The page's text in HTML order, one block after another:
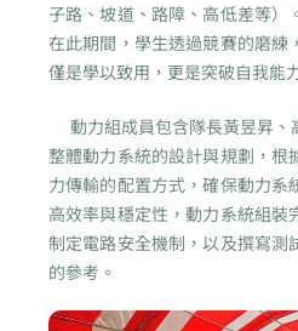
子路、坡道、路障、高低差等）
在此期間，學生透過競賽的磨練
僅是學以致用，更是突破自我能
動力組成員包含隊長黃昱昇、
整體動力系統的設計與規劃，根
力傳輸的配置方式，確保動力系
高效率與穩定性，動力系統組裝
制定電路安全機制，以及撰寫測
的參考。